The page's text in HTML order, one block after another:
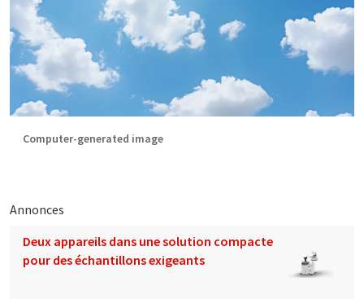
Computer-generated image
Annonces
Deux appareils dans une solution compacte
pour des échantillons exigeants